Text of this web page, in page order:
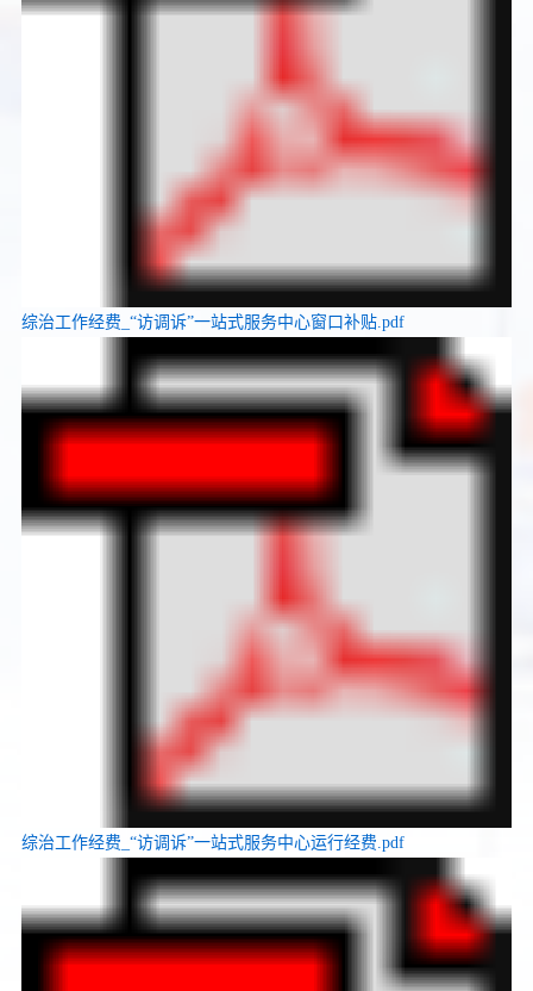
综治工作经费_“访调诉”一站式服务中心窗口补贴.pdf
综治工作经费_“访调诉”一站式服务中心运行经费.pdf